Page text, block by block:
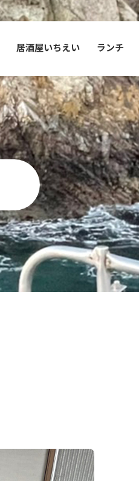
居酒屋いちえい ランチ